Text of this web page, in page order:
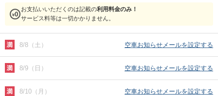
お支払いいただくのは記載の利用料金のみ！
サービス料等は一切かかりません。
8/8（土） 空車お知らせメールを設定する
8/9（日） 空車お知らせメールを設定する
8/10（月） 空車お知らせメールを設定する